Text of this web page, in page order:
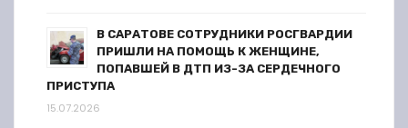
В САРАТОВЕ СОТРУДНИКИ РОСГВАРДИИ
ПРИШЛИ НА ПОМОЩЬ К ЖЕНЩИНЕ,
ПОПАВШЕЙ В ДТП ИЗ-ЗА СЕРДЕЧНОГО
ПРИСТУПА
15.07.2026